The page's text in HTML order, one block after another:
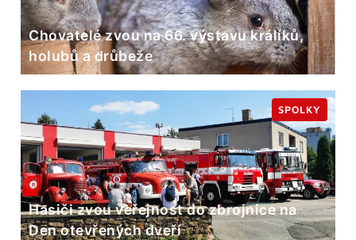
Chovatelé zvou na 66. výstavu králíků,
holubů a drůbeže
Hasiči zvou veřejnost do zbrojnice na
Den otevřených dveří
SPOLKY